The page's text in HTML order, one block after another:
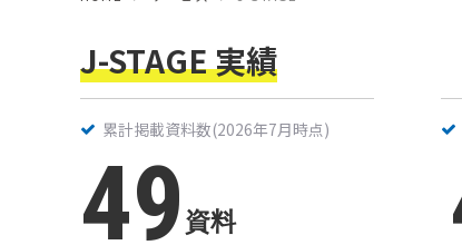
J-STAGE 実績
累計掲載資料数(2026年7月時点)
49 資料